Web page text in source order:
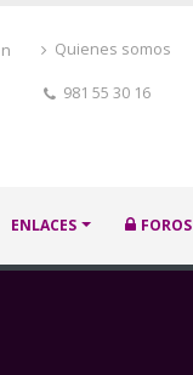
Quienes somos
981 55 30 16
ENLACES FOROS